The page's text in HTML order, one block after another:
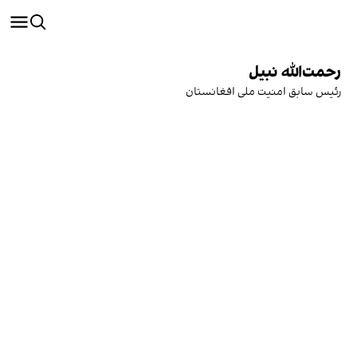
رحمت‌الله نبیل
رئیس سابق امنیت ملی افغانستان